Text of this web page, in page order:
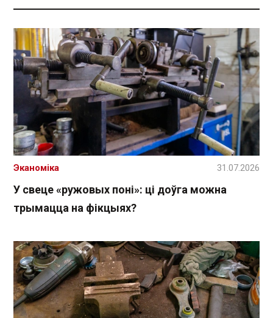
У свеце «ружовых поні»: ці доўга можна
трымацца на фікцыях?
Эканоміка 31.07.2026